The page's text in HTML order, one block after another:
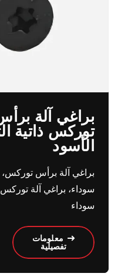
براغي آلة
توركس ذاتية
الأسود
براغي آلة برأس
سوداء، براغي آلة
سوداء
معلومات
تفصيلية